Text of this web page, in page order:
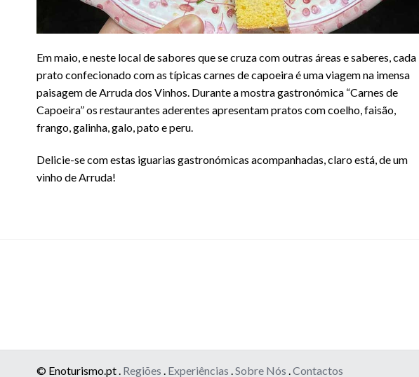
Em maio, e neste local de sabores que se cruza com outras áreas e saberes, cada
prato confecionado com as típicas carnes de capoeira é uma viagem na imensa
paisagem de Arruda dos Vinhos. Durante a mostra gastronómica “Carnes de
Capoeira” os restaurantes aderentes apresentam pratos com coelho, faisão,
frango, galinha, galo, pato e peru.
Delicie-se com estas iguarias gastronómicas acompanhadas, claro está, de um
vinho de Arruda!
© Enoturismo.pt . Regiões . Experiências .Sobre Nós .Contactos